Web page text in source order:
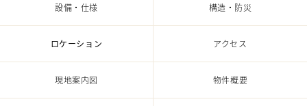
設備・仕様 構造・防災
ロケーション アクセス
現地案内図 物件概要